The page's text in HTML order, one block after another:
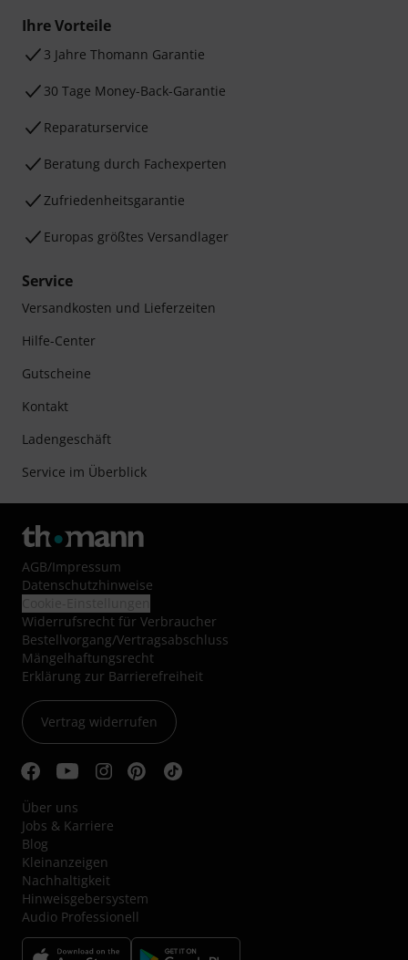
Ihre Vorteile
3 Jahre Thomann Garantie
30 Tage Money-Back-Garantie
Reparaturservice
Beratung durch Fachexperten
Zufriedenheitsgarantie
Europas größtes Versandlager
Service
Versandkosten und Lieferzeiten
Hilfe-Center
Gutscheine
Kontakt
Ladengeschäft
Service im Überblick
AGB/Impressum
Datenschutzhinweise
Widerrufsrecht für Verbraucher
Bestellvorgang/Vertragsabschluss
Mängelhaftungsrecht
Erklärung zur Barrierefreiheit
Vertrag widerrufen
Über uns
Jobs & Karriere
Blog
Kleinanzeigen
Nachhaltigkeit
Hinweisgebersystem
Audio Professionell